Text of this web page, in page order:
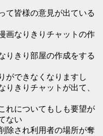
て皆様の意見が出ている
画なりきりチャットの作
りきり部屋の作成をする
ができなくなりますし
りきりチャットが出て、
れについてもしも要望が
ない
除され利用者の場所が奪